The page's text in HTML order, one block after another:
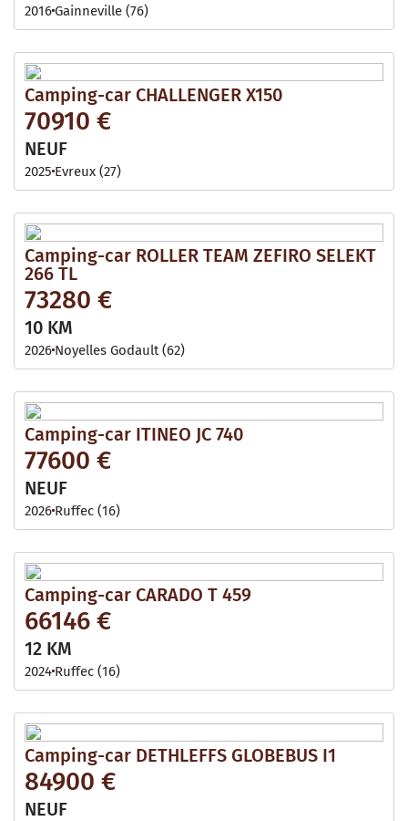
2016Gainneville (76)
Camping-car CHALLENGER X150
70910 €
NEUF
2025 Evreux (27)
Camping-car ROLLER TEAM ZEFIRO SELEKT
266 TL
73280 €
10 KM
2026 Noyelles Godault (62)
Camping-car ITINEO JC 740
77600 €
NEUF
2026 Ruffec (16)
Camping-car CARADO T 459
66146 €
12 KM
2024 Ruffec (16)
Camping-car DETHLEFFS GLOBEBUS I1
84900 €
NEUF